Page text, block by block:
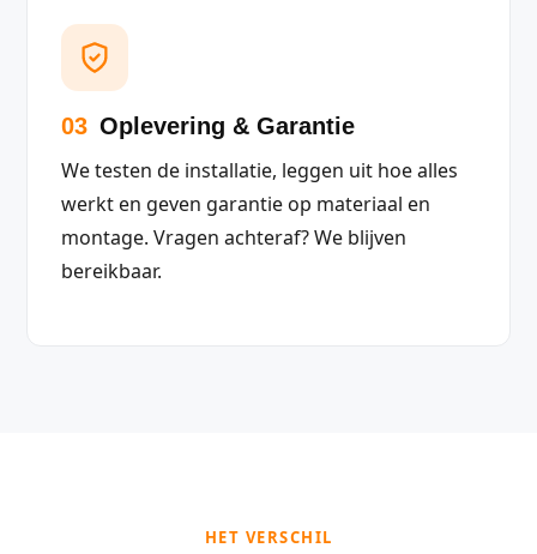
03 Oplevering & Garantie
We testen de installatie, leggen uit hoe alles
werkt en geven garantie op materiaal en
montage. Vragen achteraf? We blijven
bereikbaar.
HET VERSCHIL